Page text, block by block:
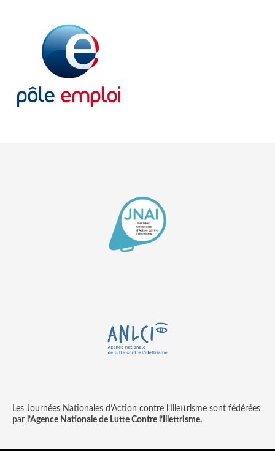
Les Journées Nationales d’Action contre l’Illettrisme sont fédérées
par l’Agence Nationale de Lutte Contre l’Illettrisme.